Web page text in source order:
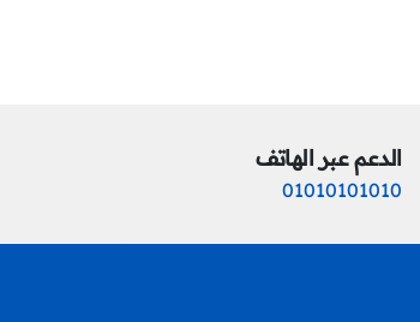
الدعم عبر الهاتف
01010101010